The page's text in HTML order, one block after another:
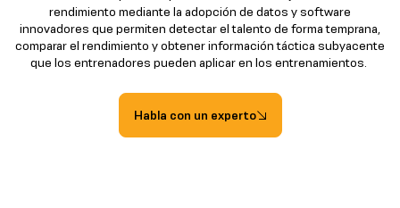
rendimiento mediante la adopción de datos y software
innovadores que permiten detectar el talento de forma temprana,
comparar el rendimiento y obtener información táctica subyacente
que los entrenadores pueden aplicar en los entrenamientos.
Habla con un experto